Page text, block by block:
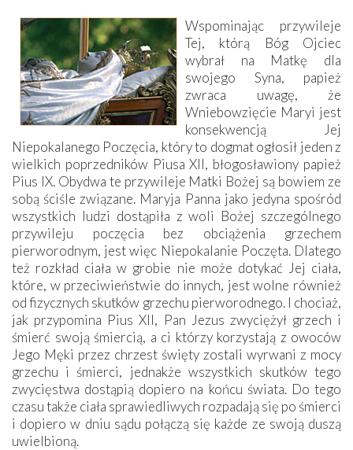
Wspominając przywileje
Tej, którą Bóg Ojciec
wybrał na Matkę dla
swojego Syna, papież
zwraca uwagę, że
Wniebowzięcie Maryi jest
konsekwencją Jej
Niepokalanego Poczęcia, który to dogmat ogłosił jeden z
wielkich poprzedników Piusa XII, błogosławiony papież
Pius IX. Obydwa te przywileje Matki Bożej są bowiem ze
sobą ściśle związane. Maryja Panna jako jedyna spośród
wszystkich ludzi dostąpiła z woli Bożej szczególnego
przywileju poczęcia bez obciążenia grzechem
pierworodnym, jest więc Niepokalanie Poczęta. Dlatego
też rozkład ciała w grobie nie może dotykać Jej ciała,
które, w przeciwieństwie do innych, jest wolne również
od fizycznych skutków grzechu pierworodnego. I chociaż,
jak przypomina Pius XII, Pan Jezus zwyciężył grzech i
śmierć swoją śmiercią, a ci którzy korzystają z owoców
Jego Męki przez chrzest święty zostali wyrwani z mocy
grzechu i śmierci, jednakże wszystkich skutków tego
zwycięstwa dostąpią dopiero na końcu świata. Do tego
czasu także ciała sprawiedliwych rozpadają się po śmierci
i dopiero w dniu sądu połączą się każde ze swoją duszą
uwielbioną.